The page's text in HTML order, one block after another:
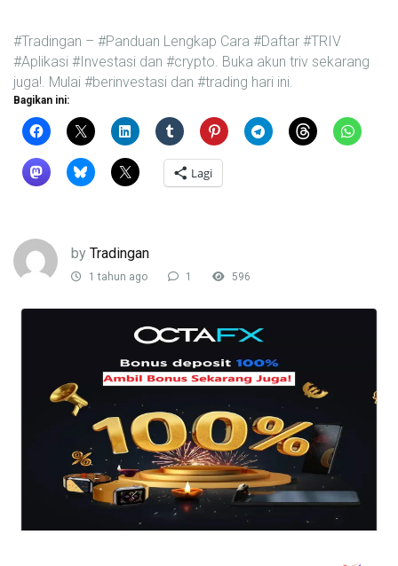
#Tradingan – #Panduan Lengkap Cara #Daftar #TRIV
#Aplikasi #Investasi dan #crypto. Buka akun triv sekarang
juga!. Mulai #berinvestasi dan #trading hari ini.
Bagikan ini:
Lagi
by Tradingan
1 tahun ago 1 596